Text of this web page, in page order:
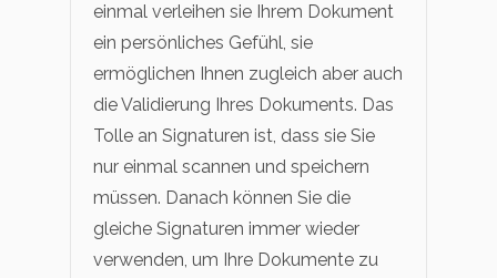
einmal verleihen sie Ihrem Dokument
ein persönliches Gefühl, sie
ermöglichen Ihnen zugleich aber auch
die Validierung Ihres Dokuments. Das
Tolle an Signaturen ist, dass sie Sie
nur einmal scannen und speichern
müssen. Danach können Sie die
gleiche Signaturen immer wieder
verwenden, um Ihre Dokumente zu